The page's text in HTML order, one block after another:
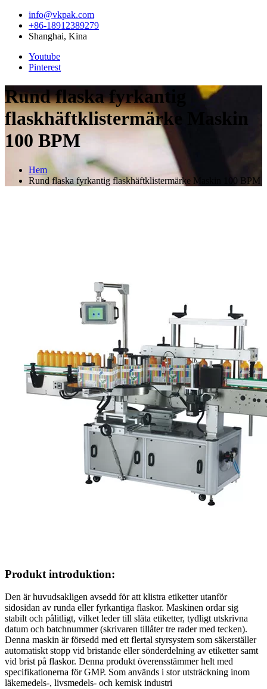
info@vkpak.com
+86-18912389279
Shanghai, Kina
Youtube
Pinterest
Rund flaska fyrkantig
flaskhäftklistermärke Maskin
100 BPM
Hem
Rund flaska fyrkantig flaskhäftklistermärke Maskin 100 BPM
Produkt introduktion:
Den är huvudsakligen avsedd för att klistra etiketter utanför
sidosidan av runda eller fyrkantiga flaskor. Maskinen ordar sig
stabilt och pålitligt, vilket leder till släta etiketter, tydligt utskrivna
datum och batchnummer (skrivaren tillåter tre rader med tecken).
Denna maskin är försedd med ett flertal styrsystem som säkerställer
automatiskt stopp vid bristande eller sönderdelning av etiketter samt
vid brist på flaskor. Denna produkt överensstämmer helt med
specifikationerna för GMP. Som används i stor utsträckning inom
läkemedels-, livsmedels- och kemisk industri